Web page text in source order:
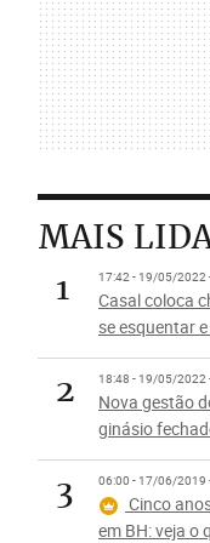
MAIS
1
17:42 - 19/05/2022
Casal coloca
se esquentar
2 18:48 - 19/05/2022
Nova gestão
ginásio
3 06:00 - 17/06/2019
Cinco
em BH: veja o